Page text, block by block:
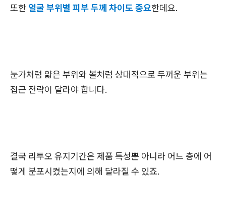
또한 얼굴 부위별 피부 두께 차이도 중요한데요.
눈가처럼 얇은 부위와 볼처럼 상대적으로 두꺼운 부위는
접근 전략이 달라야 합니다.
결국 리투오 유지기간은 제품 특성뿐 아니라 어느 층에 어
떻게 분포시켰는지에 의해 달라질 수 있죠.